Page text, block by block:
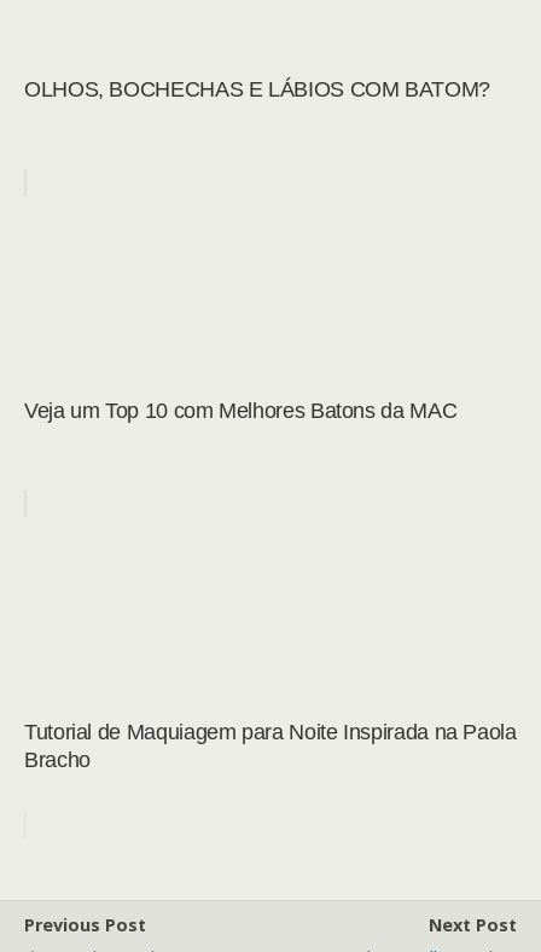
OLHOS, BOCHECHAS E LÁBIOS COM BATOM?
Veja um Top 10 com Melhores Batons da MAC
Tutorial de Maquiagem para Noite Inspirada na Paola
Bracho
Previous Post
Next Post